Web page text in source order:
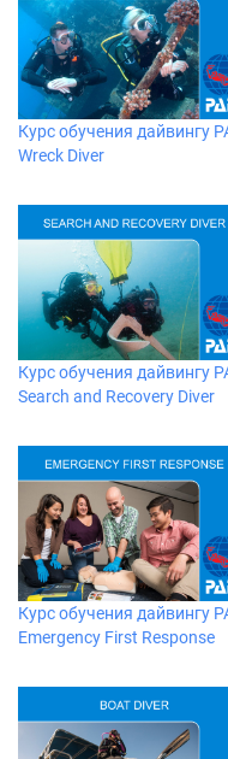
Курс обучения дайвингу
Wreck Diver
Курс обучения дайвингу
Search and Recovery Diver
Курс обучения дайвингу
Emergency First Response